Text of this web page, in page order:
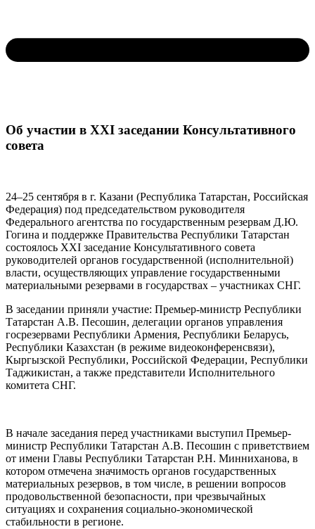
Об участии в XXI заседании Консультативного
совета
24–25 сентября в г. Казани (Республика Татарстан, Российская
Федерация) под председательством руководителя
Федерального агентства по государственным резервам Д.Ю.
Гогина и поддержке Правительства Республики Татарстан
состоялось XXI заседание Консультативного совета
руководителей органов государственной (исполнительной)
власти, осуществляющих управление государственными
материальными резервами в государствах – участниках СНГ.
В заседании приняли участие: Премьер-министр Республики
Татарстан А.В. Песошин, делегации органов управления
госрезервами Республики Армения, Республики Беларусь,
Республики Казахстан (в режиме видеоконференсвязи),
Кыргызской Республики, Российской Федерации, Республики
Таджикистан, а также представители Исполнительного
комитета СНГ.
В начале заседания перед участниками выступил Премьер-
министр Республики Татарстан А.В. Песошин с приветствием
от имени Главы Республики Татарстан Р.Н. Минниханова, в
котором отмечена значимость органов государственных
материальных резервов, в том числе, в решении вопросов
продовольственной безопасности, при чрезвычайных
ситуациях и сохранения социально-экономической
стабильности в регионе.